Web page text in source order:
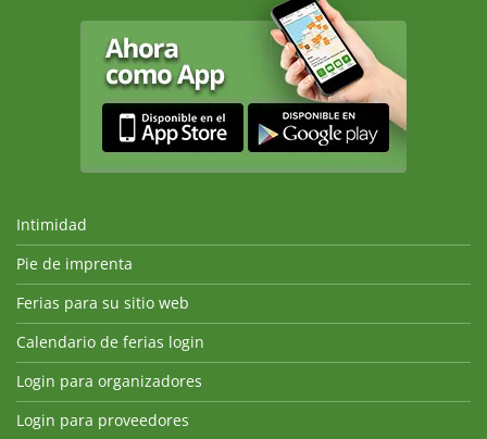
Intimidad
Pie de imprenta
Ferias para su sitio web
Calendario de ferias login
Login para organizadores
Login para proveedores